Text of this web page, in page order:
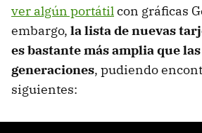
ver algún portátilcon gráficas
embargo, la lista de nuevas
es bastante más amplia que
generaciones, pudiendo
siguientes: